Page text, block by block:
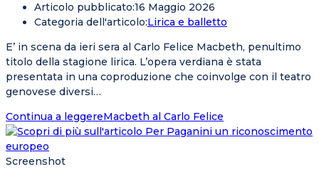
Articolo pubblicato:16 Maggio 2026
Categoria dell'articolo:Lirica e balletto
E’ in scena da ieri sera al Carlo Felice Macbeth, penultimo
titolo della stagione lirica. L’opera verdiana è stata
presentata in una coproduzione che coinvolge con il teatro
genovese diversi…
Continua a leggereMacbeth al Carlo Felice
Screenshot